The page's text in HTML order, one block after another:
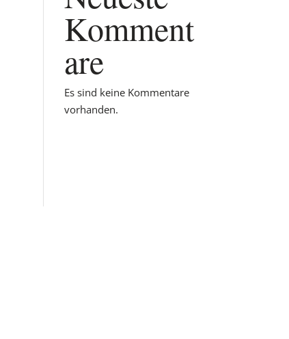
Komment
are
Es sind keine Kommentare
vorhanden.